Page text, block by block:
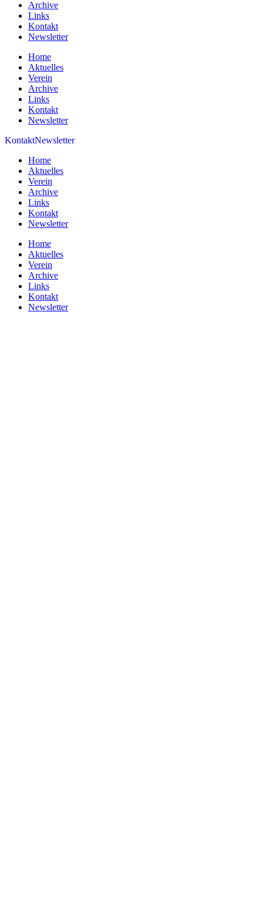
Archive
Links
Kontakt
Newsletter
Home
Aktuelles
Verein
Archive
Links
Kontakt
Newsletter
KontaktNewsletter
Home
Aktuelles
Verein
Archive
Links
Kontakt
Newsletter
Home
Aktuelles
Verein
Archive
Links
Kontakt
Newsletter